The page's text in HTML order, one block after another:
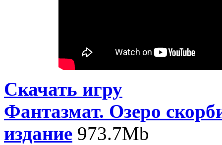
Скачать игру
Фантазмат. Озеро
издание 973.7Mb